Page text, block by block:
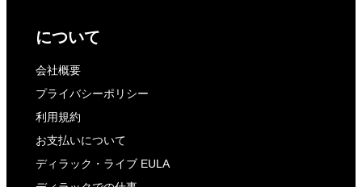
について
会社概要
プライバシーポリシー
利用規約
お支払いについて
ディラック・ライブ EULA